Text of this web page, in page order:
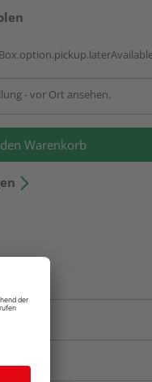
- vor Ort ansehen.
Warenkorb